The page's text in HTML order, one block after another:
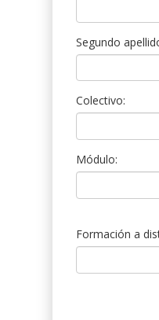
Segundo
Colectivo:
Módulo:
Formación a